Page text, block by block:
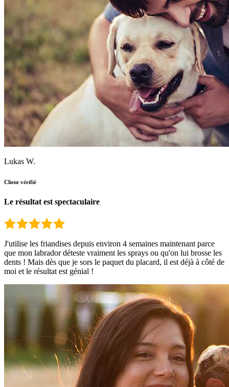
Lukas W.
Client vérifié
Le résultat est spectaculaire
J'utilise les friandises depuis environ 4 semaines maintenant parce
que mon labrador déteste vraiment les sprays ou qu'on lui brosse les
dents ! Mais dès que je sors le paquet du placard, il est déjà à côté de
moi et le résultat est génial !